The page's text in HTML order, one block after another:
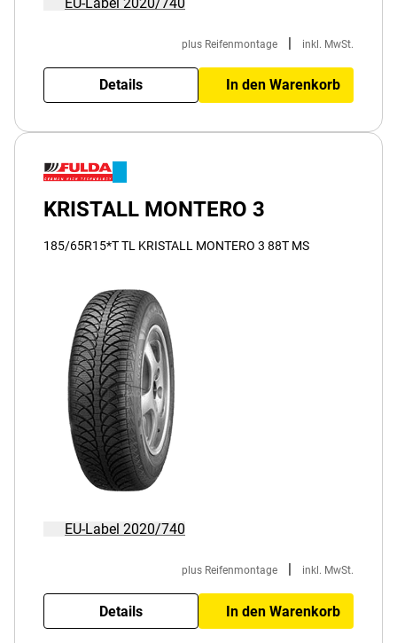
plus Reifenmontage | inkl. MwSt.
Details In den Warenkorb
KRISTALL MONTERO 3
185/65R15*T TL KRISTALL MONTERO 3 88T MS
EU-Label 2020/740
plus Reifenmontage inkl. MwSt.
Details In den Warenkorb